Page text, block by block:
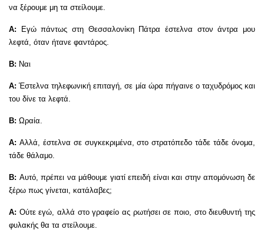
να ξέρουμε μη τα στείλουμε.
Α: Εγώ πάντως στη Θεσσαλονίκη Πάτρα έστελνα στον άντρα μου
λεφτά, όταν ήτανε φαντάρος.
Β: Ναι
Α: Έστελνα τηλεφωνική επιταγή, σε μία ώρα πήγαινε ο ταχυδρόμος και
του δίνε τα λεφτά.
Β: Ωραία.
Α: Αλλά, έστελνα σε συγκεκριμένα, στο στρατόπεδο τάδε τάδε όνομα,
τάδε θάλαμο.
Β: Αυτό, πρέπει να μάθουμε γιατί επειδή είναι και στην απομόνωση δε
ξέρω πως γίνεται, κατάλαβες;
Α: Ούτε εγώ, αλλά στο γραφείο ας ρωτήσει σε ποιο, στο διευθυντή της
φυλακής θα τα στείλουμε.